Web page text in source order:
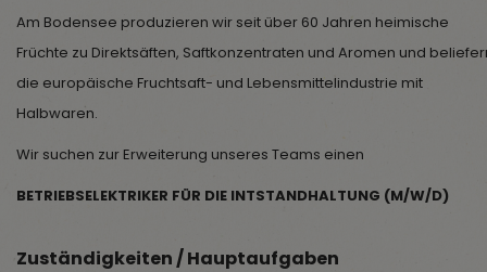
Am Bodensee produzieren wir seit über 60 Jahren heimische
Früchte zu Direktsäften, Saftkonzentraten und Aromen und
die europäische Fruchtsaft- und Lebensmittelindustrie mit
Halbwaren.
Wir suchen zur Erweiterung unseres Teams einen
BETRIEBSELEKTRIKER FÜR DIE INTSTANDHALTUNG (M/W/D)
Zuständigkeiten / Hauptaufgaben